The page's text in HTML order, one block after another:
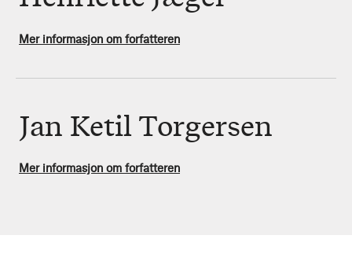
Mer informasjon om forfatteren
Jan Ketil Torgersen
Mer informasjon om forfatteren